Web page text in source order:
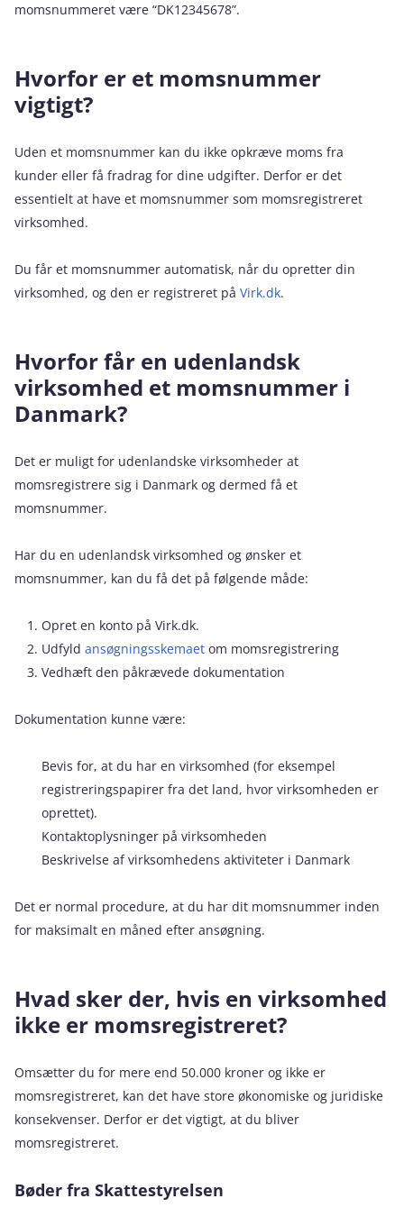
momsnummeret være “DK12345678”.
Hvorfor er et momsnummer
vigtigt?
Uden et momsnummer kan du ikke opkræve moms fra
kunder eller få fradrag for dine udgifter. Derfor er det
essentielt at have et momsnummer som momsregistreret
virksomhed.
Du får et momsnummer automatisk, når du opretter din
virksomhed, og den er registreret på Virk.dk.
Hvorfor får en udenlandsk
virksomhed et momsnummer i
Danmark?
Det er muligt for udenlandske virksomheder at
momsregistrere sig i Danmark og dermed få et
momsnummer.
Har du en udenlandsk virksomhed og ønsker et
momsnummer, kan du få det på følgende måde:
Opret en konto på Virk.dk.
Udfyld ansøgningsskemaet om momsregistrering
Vedhæft den påkrævede dokumentation
Dokumentation kunne være:
Bevis for, at du har en virksomhed (for eksempel
registreringspapirer fra det land, hvor virksomheden er
oprettet).
Kontaktoplysninger på virksomheden
Beskrivelse af virksomhedens aktiviteter i Danmark
Det er normal procedure, at du har dit momsnummer inden
for maksimalt en måned efter ansøgning.
Hvad sker der, hvis en virksomhed
ikke er momsregistreret?
Omsætter du for mere end 50.000 kroner og ikke er
momsregistreret, kan det have store økonomiske og juridiske
konsekvenser. Derfor er det vigtigt, at du bliver
momsregistreret.
Bøder fra Skattestyrelsen